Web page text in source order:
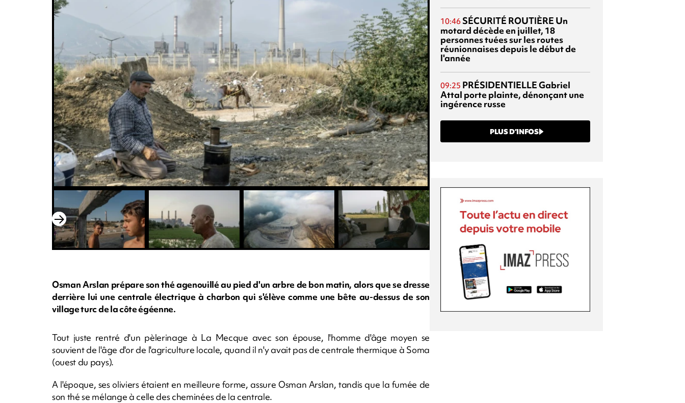
Osman Arslan prépare son thé agenouillé au pied d'un arbre de bon matin, alors que se dresse
derrière lui une centrale électrique à charbon qui s'élève comme une bête au-dessus de son
village turc de la côte égéenne.
Tout juste rentré d'un pèlerinage à La Mecque avec son épouse, l'homme d'âge moyen se
souvient de l'âge d'or de l'agriculture locale, quand il n'y avait pas de centrale thermique à Soma
(ouest du pays).
A l'époque, ses oliviers étaient en meilleure forme, assure Osman Arslan, tandis que la fumée de
son thé se mélange à celle des cheminées de la centrale.
10:46 SÉCURITÉ ROUTIÈRE Un
motard décède en juillet, 18
personnes tuées sur les routes
réunionnaises depuis le début de
l'année
09:25 PRÉSIDENTIELLEGabriel
Attal porte plainte, dénonçant une
ingérence russe
PLUS D’INFOS